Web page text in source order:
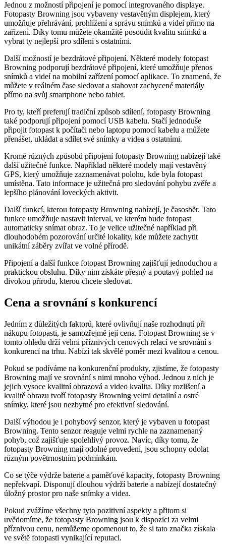
Jednou z možností připojení je pomocí integrovaného displaye.
Fotopasty Browning jsou vybaveny vestavěným displejem, který
umožňuje přehrávání, prohlížení a správu snímků a videí přímo na
zařízení. Díky tomu můžete okamžitě posoudit kvalitu snímků a
vybrat ty nejlepší pro sdílení s ostatními.
Další možností je bezdrátové připojení. Některé modely fotopast
Browning podporují bezdrátové připojení, které umožňuje přenos
snímků a videí na mobilní zařízení pomocí aplikace. To znamená, že
můžete v reálném čase sledovat a stahovat zachycené materiály
přímo na svůj smartphone nebo tablet.
Pro ty, kteří preferují tradiční způsob sdílení, fotopasty Browning
také podporují připojení pomocí USB kabelu. Stačí jednoduše
připojit fotopast k počítači nebo laptopu pomocí kabelu a můžete
přenášet, ukládat a sdílet své snímky a videa s ostatními.
Kromě různých způsobů připojení fotopasty Browning nabízejí také
další užitečné funkce. Například některé modely mají vestavěný
GPS, který umožňuje zaznamenávat polohu, kde byla fotopast
umístěna. Tato informace je užitečná pro sledování pohybu zvěře a
lepšího plánování loveckých aktivit.
Další funkcí, kterou fotopasty Browning nabízejí, je časosběr. Tato
funkce umožňuje nastavit interval, ve kterém bude fotopast
automaticky snímat obraz. To je velice užitečné například při
dlouhodobém pozorování určité lokality, kde můžete zachytit
unikátní záběry zvířat ve volné přírodě.
Připojení a další funkce fotopast Browning zajišťují jednoduchou a
praktickou obsluhu. Díky nim získáte přesný a poutavý pohled na
divokou přírodu, kterou chcete sledovat.
Cena a srovnání s konkurencí
Jedním z důležitých faktorů, které ovlivňují naše rozhodnutí při
nákupu fotopasti, je samozřejmě její cena. Fotopast Browning se v
tomto ohledu drží velmi příznivých cenových relací ve srovnání s
konkurencí na trhu. Nabízí tak skvělé poměr mezi kvalitou a cenou.
Pokud se podíváme na konkurenční produkty, zjistíme, že fotopasty
Browning mají ve srovnání s nimi mnoho výhod. Jednou z nich je
jejich vysoce kvalitní obrazová a video kvalita. Díky rozlišení a
kvalitě obrazu tvoří fotopasty Browning velmi detailní a ostré
snímky, které jsou nezbytné pro efektivní sledování.
Další výhodou je i pohybový senzor, který je vybaven u fotopast
Browning. Tento senzor reaguje velmi rychle na zaznamenaný
pohyb, což zajišťuje spolehlivý provoz. Navíc, díky tomu, že
fotopasty Browning mají odolné provedení, jsou schopny odolat
různým povětrnostním podmínkám.
Co se týče výdrže baterie a paměťové kapacity, fotopasty Browning
nepřekvapí. Disponují dlouhou výdrží baterie a nabízejí dostatečný
úložný prostor pro naše snímky a videa.
Pokud zvážíme všechny tyto pozitivní aspekty a přitom si
uvědomíme, že fotopasty Browning jsou k dispozici za velmi
příznivou cenu, nemůžeme opomenout to, že si tato značka získala
ve světě fotopasti vynikající reputaci.